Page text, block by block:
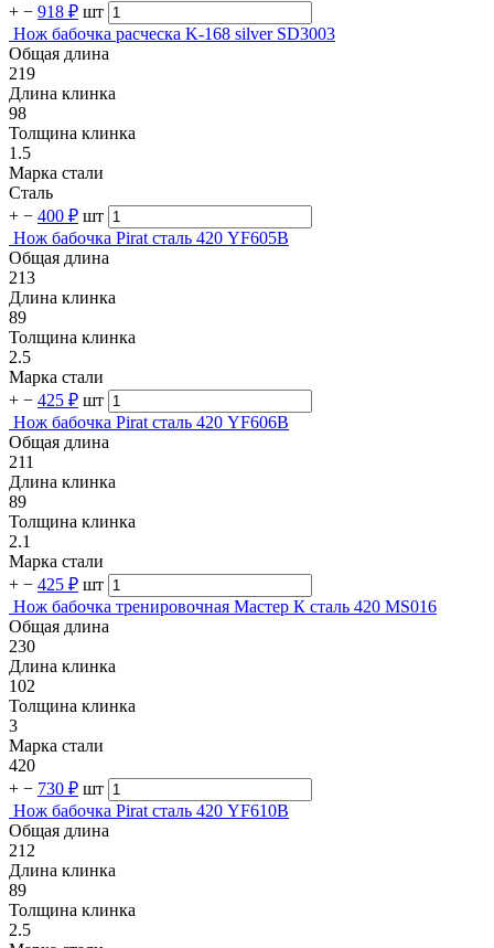
+ − 918 ₽ шт
Нож бабочка расческа K-168 silver SD3003
Общая длина
219
Длина клинка
98
Толщина клинка
1.5
Марка стали
Сталь
+ − 400 ₽ шт
Нож бабочка Pirat сталь 420 YF605B
Общая длина
213
Длина клинка
89
Толщина клинка
2.5
Марка стали
+ − 425 ₽ шт
Нож бабочка Pirat сталь 420 YF606B
Общая длина
211
Длина клинка
89
Толщина клинка
2.1
Марка стали
+ − 425 ₽ шт
Нож бабочка тренировочная Мастер К сталь 420 MS016
Общая длина
230
Длина клинка
102
Толщина клинка
3
Марка стали
420
+ − 730 ₽ шт
Нож бабочка Pirat сталь 420 YF610B
Общая длина
212
Длина клинка
89
Толщина клинка
2.5